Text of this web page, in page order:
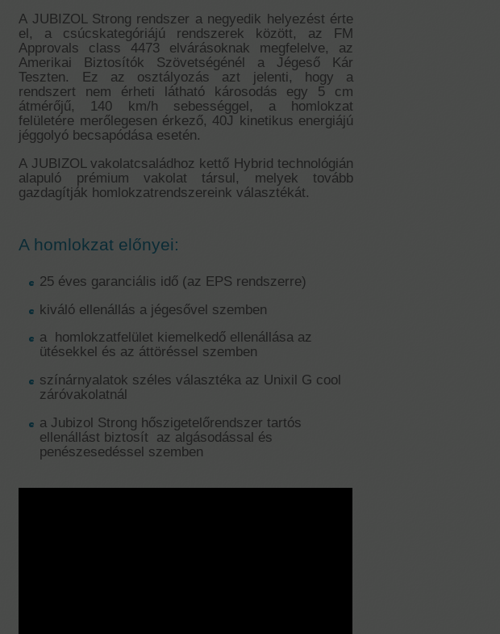
A JUBIZOL Strong rendszer a negyedik helyezést érte
el, a csúcskategóriájú rendszerek között, az FM
Approvals class 4473 elvárásoknak megfelelve, az
Amerikai Biztosítók Szövetségénél a Jégeső Kár
Teszten. Ez az osztályozás azt jelenti, hogy a
rendszert nem érheti látható károsodás egy 5 cm
átmérőjű, 140 km/h sebességgel, a homlokzat
felületére merőlegesen érkező, 40J kinetikus energiájú
jéggolyó becsapódása esetén.
A JUBIZOL vakolatcsaládhoz kettő Hybrid technológián
alapuló prémium vakolat társul, melyek tovább
gazdagítják homlokzatrendszereink választékát.
A homlokzat előnyei:
25 éves garanciális idő (az EPS rendszerre)
kiváló ellenállás a jégesővel szemben
a homlokzatfelület kiemelkedő ellenállása az
ütésekkel és az áttöréssel szemben
színárnyalatok széles választéka az Unixil G cool
záróvakolatnál
a Jubizol Strong hőszigetelőrendszer tartós
ellenállást biztosít az algásodással és
penészesedéssel szemben